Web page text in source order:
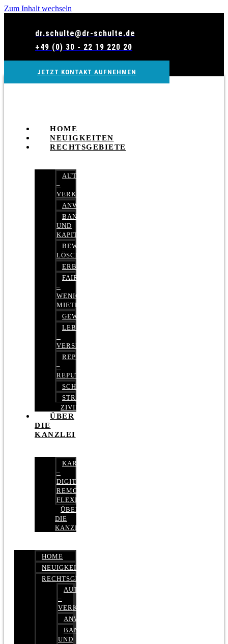
Zum Inhalt wechseln
dr.schulte@dr-schulte.de
+49 (0) 30 - 22 19 220 20
JETZT KONTAKT AUFNEHMEN
HOME
NEUIGKEITEN
RECHTSGEBIETE
AUTOBETRUG
–
VERKEHRSRECHT
ANWALTSHAFTUNGSRECHT
BANK-
UND
KAPITALMARKTRECHT
BEWERTUNGEN
LÖSCHEN
ERBRECHT
FAIRMIETEN
–
WENIGER
MIETE
GEWERBERECHT
LEBENSVERSICHERUNG
–
VERSICHERUNGSRECHT
REPUTATIONSRECHT
–
REPUTATIONSMANAGEMENT
SCHUFARECHT
STRAFRECHT
ZIVILRECHT
ÜBER
DIE
KANZLEI
KARRIERE
–
DIGITAL,
REMOTE,
FLEXIBEL
ÜBER
DIE
KANZLEI
HOME
NEUIGKEITEN
RECHTSGEBIETE
AUTOBETRUG
–
VERKEHRSRECHT
ANWALTSHAFTUNGSRECHT
BANK-
UND